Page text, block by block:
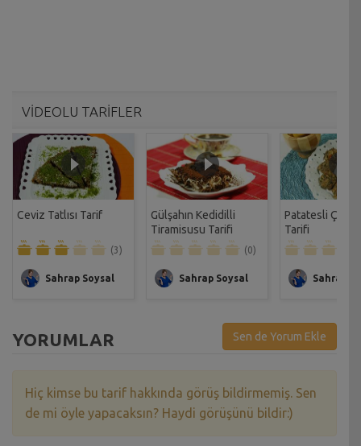
VİDEOLU TARİFLER
Ceviz Tatlısı Tarif
(3)
Sahrap Soysal
Gülşahın Kedidilli
Tiramisusu Tarifi
(0)
Sahrap Soysal
Patatesli Çıtır
Tarifi
Sahrap
YORUMLAR Sen de Yorum Ekle
Hiç kimse bu tarif hakkında görüş bildirmemiş. Sen
de mi öyle yapacaksın? Haydi görüşünü bildir:)